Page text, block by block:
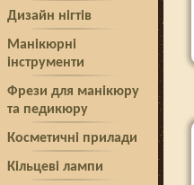
Дизайн нігтів
Манікюрні
інструменти
Фрези для манікюру
та педикюру
Косметичні прилади
Кільцеві лампи